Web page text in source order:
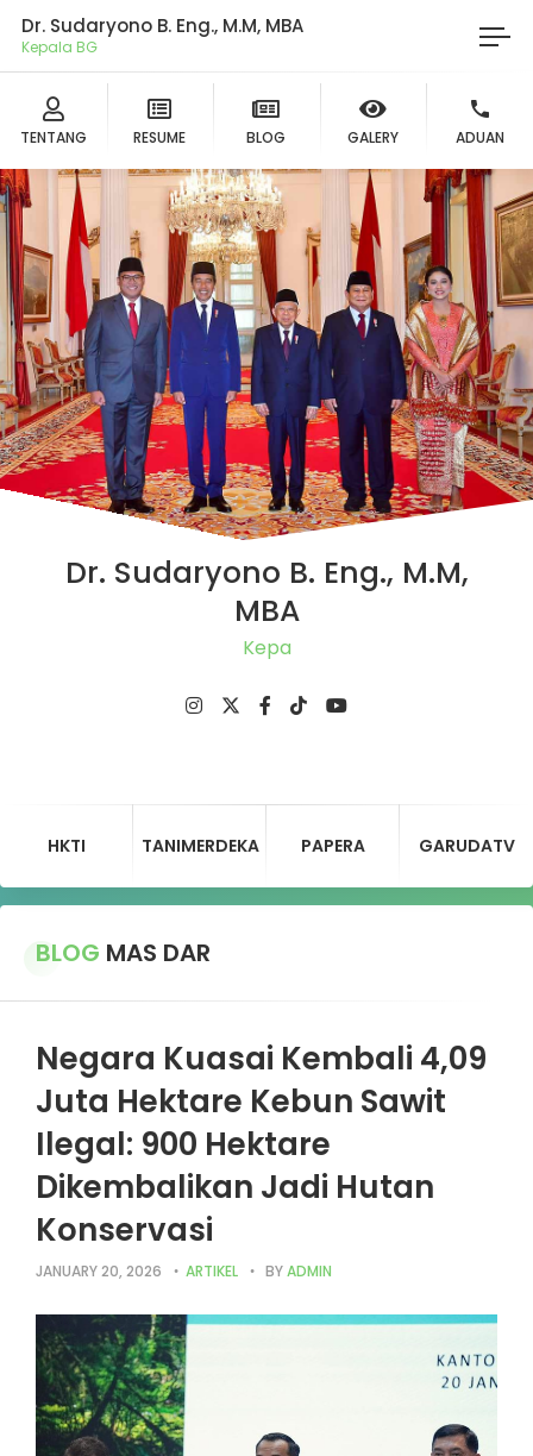
Dr. Sudaryono B. Eng., M.M, MBA
Ketu
TENTANG RESUME BLOG GALERY ADUAN
Dr. Sudaryono B. Eng., M.M,
MBA
Ketua
HKTI TANIMERDEKA PAPERA GARUDATV
BLOG MAS DAR
Negara Kuasai Kembali 4,09
Juta Hektare Kebun Sawit
Ilegal: 900 Hektare
Dikembalikan Jadi Hutan
Konservasi
JANUARY 20, 2026 ARTIKEL BYADMIN